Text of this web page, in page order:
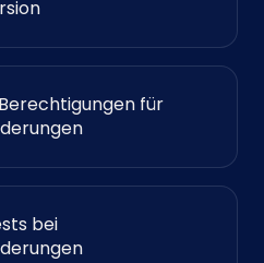
für
bei